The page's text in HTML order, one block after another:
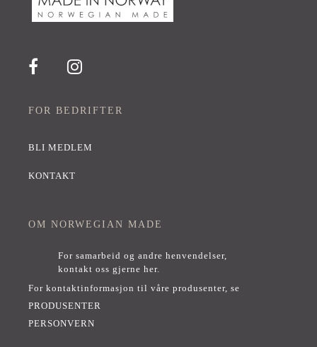
FOR BEDRIFTER
BLI MEDLEM
KONTAKT
OM NORWEGIAN MADE
For samarbeid og andre henvendelser,
kontakt oss gjerne her.
For kontaktinformasjon til våre produsenter, se
PRODUSENTER
PERSONVERN